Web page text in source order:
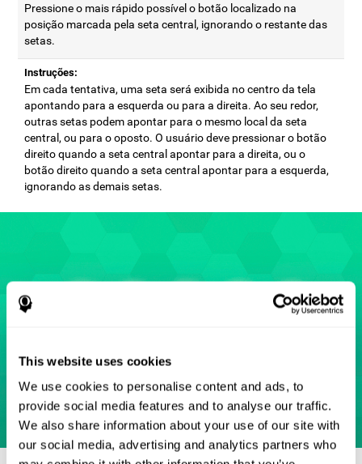
This website uses cookies
We use cookies to personalise content and ads, to
provide social media features and to analyse our traffic.
We also share information about your use of our site with
our social media, advertising and analytics partners who
Pressione o mais rápido possível o botão localizado na
posição marcada pela seta central, ignorando o restante das
setas.
Instruções:
Em cada tentativa, uma seta será exibida no centro da tela
apontando para a esquerda ou para a direita. Ao seu redor,
outras setas podem apontar para o mesmo local da seta
central, ou para o oposto. O usuário deve pressionar o botão
direito quando a seta central apontar para a direita, ou o
botão direito quando a seta central apontar para a esquerda,
ignorando as demais setas.